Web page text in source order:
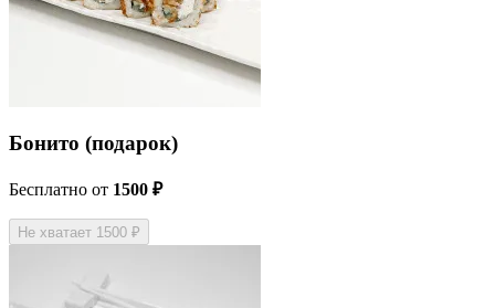
Бонито (подарок)
Бесплатно от 1500 ₽
Не хватает 1500 ₽